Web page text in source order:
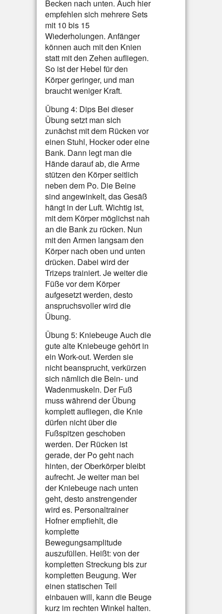
Becken nach unten. Auch hier
empfehlen sich mehrere Sets
mit 10 bis 15
Wiederholungen. Anfänger
können auch mit den Knien
statt mit den Zehen aufliegen.
So ist der Hebel für den
Körper geringer, und man
braucht weniger Kraft.
Übung 4: Dips Bei dieser
Übung setzt man sich
zunächst mit dem Rücken vor
einen Stuhl, Hocker oder eine
Bank. Dann legt man die
Hände darauf ab, die Arme
stützen den Körper seitlich
neben dem Po. Die Beine
sind angewinkelt, das Gesäß
hängt in der Luft. Wichtig ist,
mit dem Körper möglichst nah
an die Bank zu rücken. Nun
mit den Armen langsam den
Körper nach oben und unten
drücken. Dabei wird der
Trizeps trainiert. Je weiter die
Füße vor dem Körper
aufgesetzt werden, desto
anspruchsvoller wird die
Übung.
Übung 5: Kniebeuge Auch die
gute alte Kniebeuge gehört in
ein Work-out. Werden sie
nicht beansprucht, verkürzen
sich nämlich die Bein- und
Wadenmuskeln. Der Fuß
muss während der Übung
komplett aufliegen, die Knie
dürfen nicht über die
Fußspitzen geschoben
werden. Der Rücken ist
gerade, der Po geht nach
hinten, der Oberkörper bleibt
aufrecht. Je weiter man bei
der Kniebeuge nach unten
geht, desto anstrengender
wird es. Personaltrainer
Hofner empfiehlt, die
komplette
Bewegungsamplitude
auszufüllen. Heißt: von der
kompletten Streckung bis zur
kompletten Beugung. Wer
einen statischen Teil
einbauen will, kann die Beuge
kurz im rechten Winkel halten.